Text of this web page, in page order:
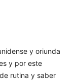
y oriunda
y por este
rutina y saber